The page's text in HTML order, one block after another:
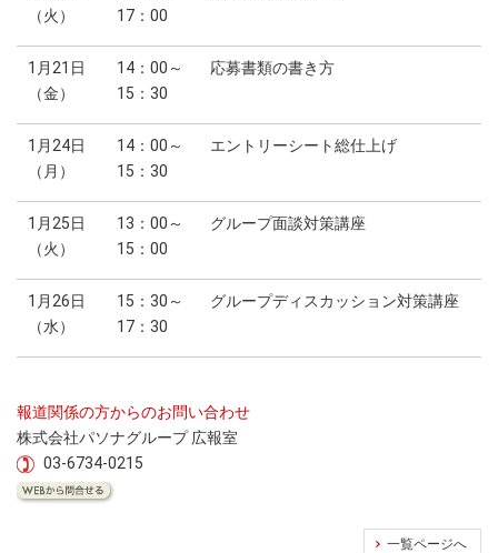
（火）
17：00
1月21日
（金）
14：00～
15：30
応募書類の書き方
1月24日
（月）
14：00～
15：30
エントリーシート総仕上げ
1月25日
（火）
13：00～
15：00
グループ面談対策講座
1月26日
（水）
15：30～
17：30
グループディスカッション対策講座
報道関係の方からのお問い合わせ
株式会社パソナグループ 広報室
03-6734-0215
一覧ページへ